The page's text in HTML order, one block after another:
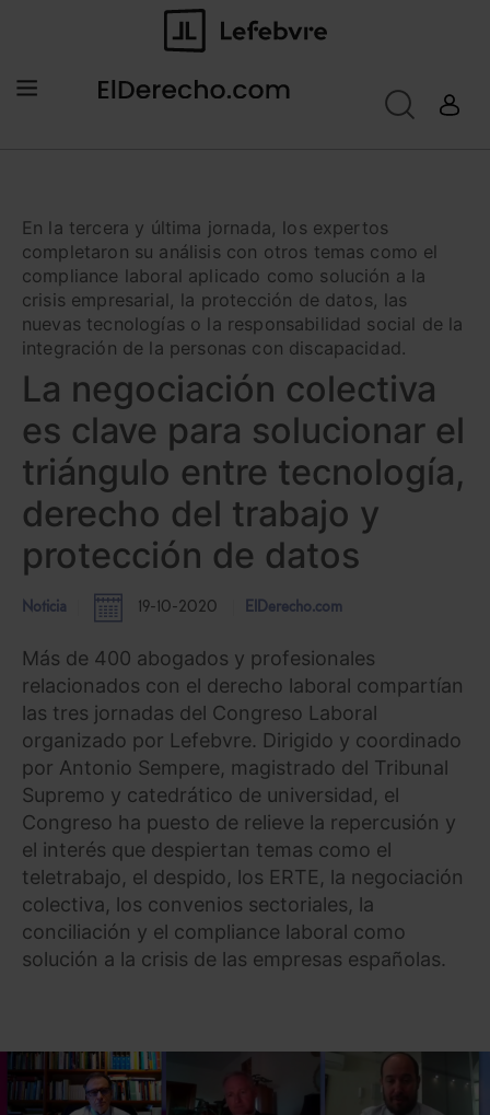
En la tercera y última jornada, los expertos
completaron su análisis con otros temas como el
compliance laboral aplicado como solución a la
crisis empresarial, la protección de datos, las
nuevas tecnologías o la responsabilidad social de la
integración de la personas con discapacidad.
La negociación colectiva
es clave para solucionar el
triángulo entre tecnología,
derecho del trabajo y
protección de datos
Noticia 19-10-2020 ElDerecho.com
Más de 400 abogados y profesionales
relacionados con el derecho laboral compartían
las tres jornadas del Congreso Laboral
organizado por Lefebvre. Dirigido y coordinado
por Antonio Sempere, magistrado del Tribunal
Supremo y catedrático de universidad, el
Congreso ha puesto de relieve la repercusión y
el interés que despiertan temas como el
teletrabajo, el despido, los ERTE, la negociación
colectiva, los convenios sectoriales, la
conciliación y el compliance laboral como
solución a la crisis de las empresas españolas.